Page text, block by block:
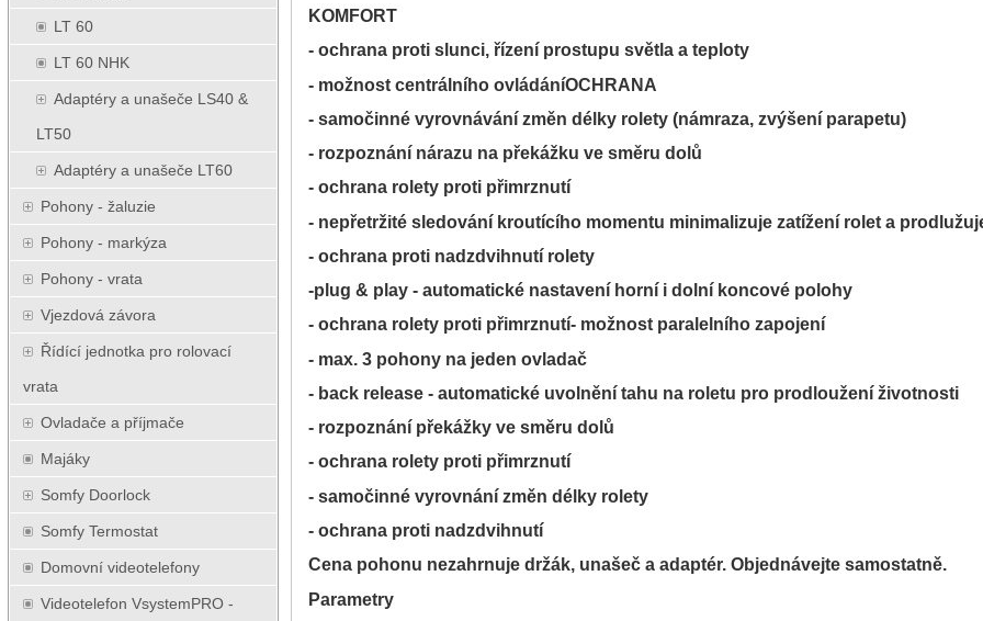
LT 60
LT 60 NHK
Adaptéry a unašeče LS40 &
LT50
Adaptéry a unašeče LT60
Pohony - žaluzie
Pohony - markýza
Pohony - vrata
Vjezdová závora
Řídící jednotka pro rolovací
vrata
Ovladače a příjmače
Majáky
Somfy Doorlock
Somfy Termostat
Domovní videotelefony
Videotelefon VsystemPRO -
KOMFORT
- ochrana proti slunci, řízení prostupu světla a teploty
- možnost centrálního ovládáníOCHRANA
- samočinné vyrovnávání změn délky rolety (námraza, zvýšení parapetu)
- rozpoznání nárazu na překážku ve směru dolů
- ochrana rolety proti přimrznutí
- nepřetržité sledování kroutícího momentu minimalizuje zatížení rolet a
- ochrana proti nadzdvihnutí rolety
-plug & play - automatické nastavení horní i dolní koncové polohy
- ochrana rolety proti přimrznutí- možnost paralelního zapojení
- max. 3 pohony na jeden ovladač
- back release - automatické uvolnění tahu na roletu pro prodloužení životnosti
- rozpoznání překážky ve směru dolů
- ochrana rolety proti přimrznutí
- samočinné vyrovnání změn délky rolety
- ochrana proti nadzdvihnutí
Cena pohonu nezahrnuje držák, unašeč a adaptér. Objednávejte samostatně.
Parametry